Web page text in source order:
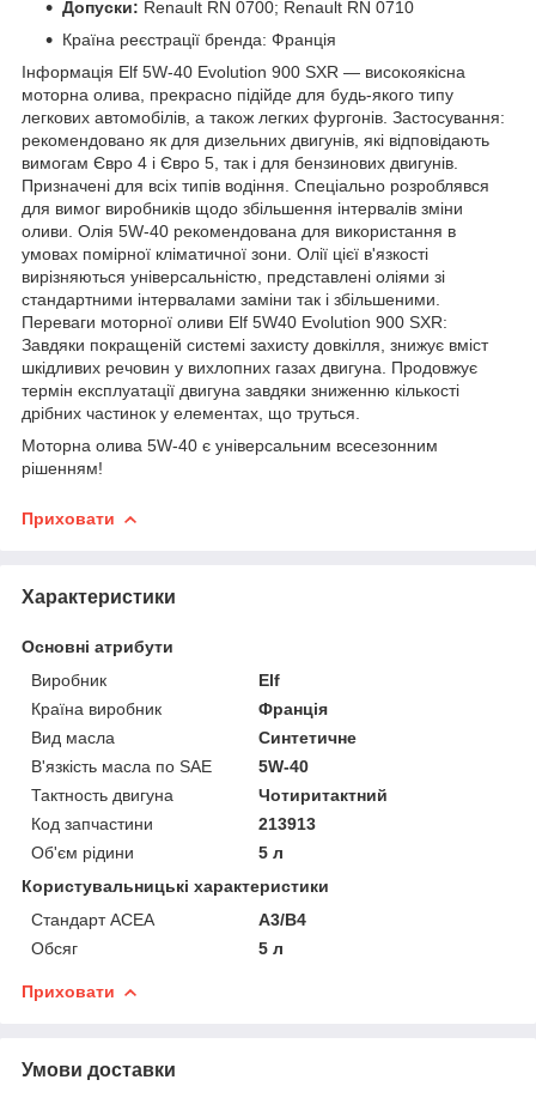
Допуски: Renault RN 0700; Renault RN 0710
Країна реєстрації бренда: Франція
Інформація Elf 5W-40 Evolution 900 SXR — високоякісна
моторна олива, прекрасно підійде для будь-якого типу
легкових автомобілів, а також легких фургонів. Застосування:
рекомендовано як для дизельних двигунів, які відповідають
вимогам Євро 4 і Євро 5, так і для бензинових двигунів.
Призначені для всіх типів водіння. Спеціально розроблявся
для вимог виробників щодо збільшення інтервалів зміни
оливи. Олія 5W-40 рекомендована для використання в
умовах помірної кліматичної зони. Олії цієї в'язкості
вирізняються універсальністю, представлені оліями зі
стандартними інтервалами заміни так і збільшеними.
Переваги моторної оливи Elf 5W40 Evolution 900 SXR:
Завдяки покращеній системі захисту довкілля, знижує вміст
шкідливих речовин у вихлопних газах двигуна. Продовжує
термін експлуатації двигуна завдяки зниженню кількості
дрібних частинок у елементах, що труться.
Моторна олива 5W-40 є універсальним всесезонним
рішенням!
Приховати
Характеристики
Основні атрибути
Виробник
Elf
Країна виробник
Франція
Вид масла
Синтетичне
В'язкість масла по SAE
5W-40
Тактность двигуна
Чотиритактний
Код запчастини
213913
Об'єм рідини
5 л
Користувальницькі характеристики
Стандарт ACEA
А3/В4
Обсяг
5 л
Приховати
Умови доставки